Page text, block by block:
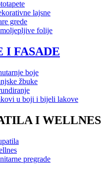
lajsne
grede
folije
I FASADE
boje
žbuke
u boji i bijeli lakove
I WELLNES
pregrade